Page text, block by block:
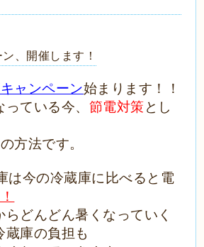
、開催します！
ャンペーン始まります！！
ている今、 節電対策とし
方法です。
は今の冷蔵庫に比べると電
らどんどん暑くなっていく
蔵庫の負担も